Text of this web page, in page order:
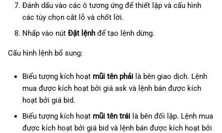
Đánh dấu vào các ô tương ứng để thiết lập và cấu hình
các tùy chọn cắt lỗ và chốt lời.
Nhấp vào nút Đặt lệnhđể tạo lệnh dừng.
Cấu hình lệnh bổ sung:
Biểu tượng kích hoạt mũi tên phải là bên giao dịch. Lệnh
mua được kích hoạt bởi giá ask và lệnh bán được kích
hoạt bởi giá bid.
Biểu tượng kích hoạt mũi tên tráilà bên đối lập. Lệnh mua
được kích hoạt bởi giá bid và lệnh bán được kích hoạt bởi